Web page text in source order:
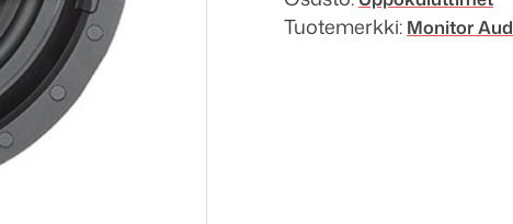
Tuotemerkki: Monitor